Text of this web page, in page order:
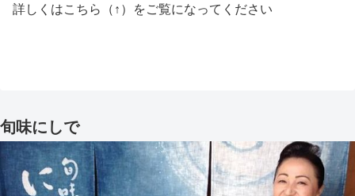
詳しくはこちら（↑）をご覧になってください
旬味にしで